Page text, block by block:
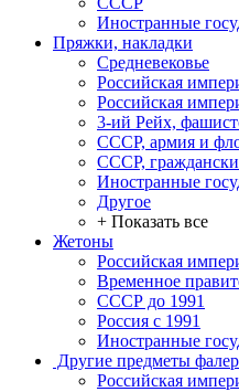
Иностранные
Пряжки, накладки
Средневековье
Российская
Российская
3-ий Рейх,
СССР, армия и
СССР,
Иностранные
Другое
+ Показать все
Жетоны
Российская
Временное
СССР до 1991
Россия с 1991
Иностранные
Другие предметы
Российская